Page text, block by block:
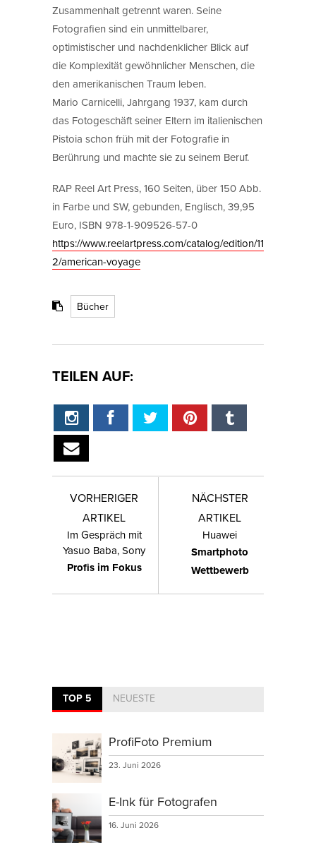
Zusammenhalt getrennt waren. Seine
Fotografien sind ein unmittelbarer,
optimistischer und nachdenklicher Blick auf
die Komplexität gewöhnlicher Menschen, die
den amerikanischen Traum leben.
Mario Carnicelli, Jahrgang 1937, kam durch
das Fotogeschäft seiner Eltern im italienischen
Pistoia schon früh mit der Fotografie in
Berührung und machte sie zu seinem Beruf.
RAP Reel Art Press, 160 Seiten, über 150 Abb.
in Farbe und SW, gebunden, Englisch, 39,95
Euro, ISBN 978-1-909526-57-0
https://www.reelartpress.com/catalog/edition/11
2/american-voyage
Bücher
TEILEN AUF:
VORHERIGER
ARTIKEL
Im Gespräch mit
Yasuo Baba, Sony
Profis im Fokus
NÄCHSTER
ARTIKEL
Huawei
Smartphoto
Wettbewerb
TOP 5 NEUESTE
ProfiFoto Premium
23. Juni 2026
E-Ink für Fotografen
16. Juni 2026